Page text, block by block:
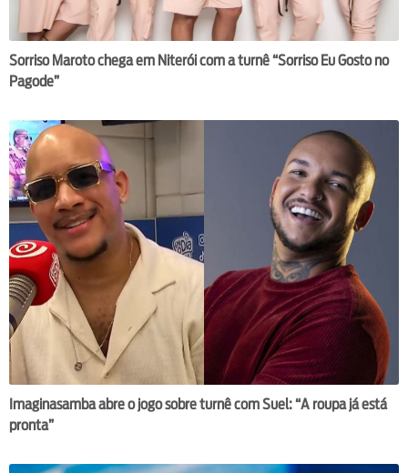
Sorriso Maroto chega em Niterói com a turnê “Sorriso Eu Gosto no
Pagode”
Imaginasamba abre o jogo sobre turnê com Suel: “A roupa já está
pronta”